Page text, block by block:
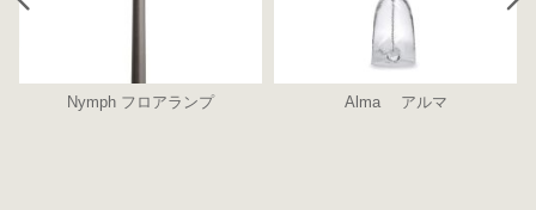
Nymph フロアランプ Alma アルマ